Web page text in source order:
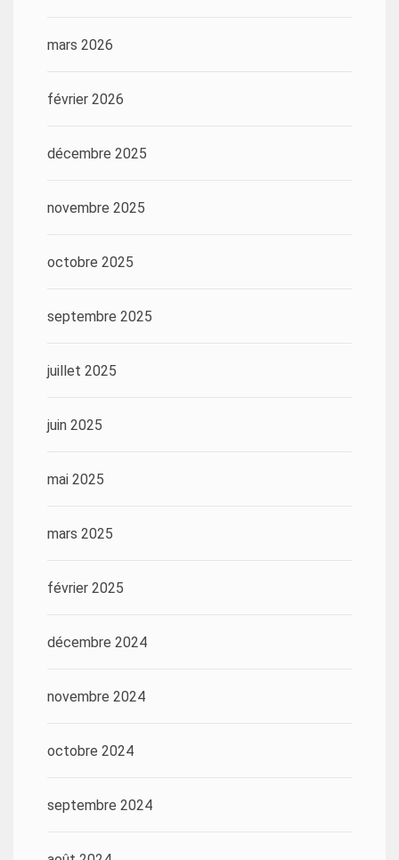
mars 2026
février 2026
décembre 2025
novembre 2025
octobre 2025
septembre 2025
juillet 2025
juin 2025
mai 2025
mars 2025
février 2025
décembre 2024
novembre 2024
octobre 2024
septembre 2024